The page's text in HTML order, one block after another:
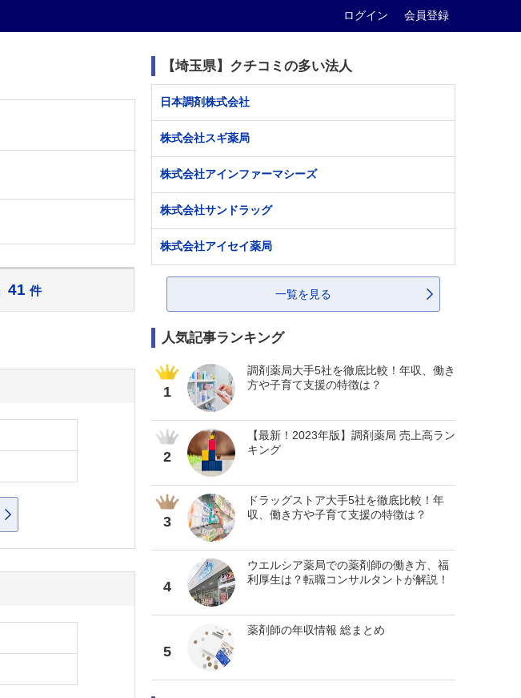
ログイン 会員登録
41 件
【埼玉県】クチコミの多い法人
日本調剤株式会社
株式会社スギ薬局
株式会社アインファーマシーズ
株式会社サンドラッグ
株式会社アイセイ薬局
一覧を見る
人気記事ランキング
1
調剤薬局大手5社を徹底比較！年収、働き
方や子育て支援の特徴は？
2
【最新！2023年版】調剤薬局 売上高ラン
キング
3
ドラッグストア大手5社を徹底比較！年
収、働き方や子育て支援の特徴は？
4
ウエルシア薬局での薬剤師の働き方、福
利厚生は？転職コンサルタントが解説！
5
薬剤師の年収情報 総まとめ